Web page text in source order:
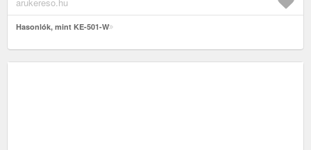
Hasonlók, mint KE-501-W